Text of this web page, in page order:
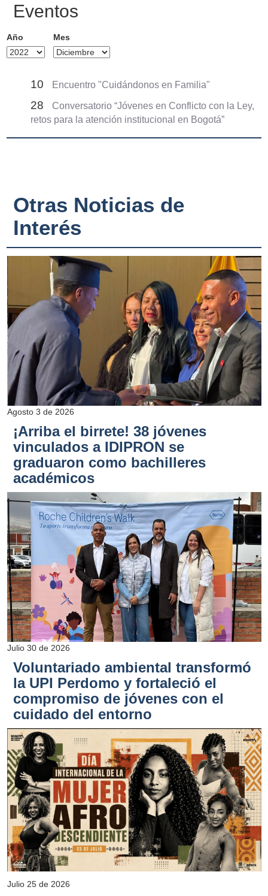
Eventos
Año Mes
10 Encuentro "Cuidándonos en Familia"
28
Conversatorio “Jóvenes en Conflicto con la Ley,
retos para la atención institucional en Bogotá”
Otras Noticias de
Interés
Agosto 3 de 2026
¡Arriba el birrete! 38 jóvenes
vinculados a IDIPRON se
graduaron como bachilleres
académicos
Julio 30 de 2026
Voluntariado ambiental transformó
la UPI Perdomo y fortaleció el
compromiso de jóvenes con el
cuidado del entorno
Julio 25 de 2026